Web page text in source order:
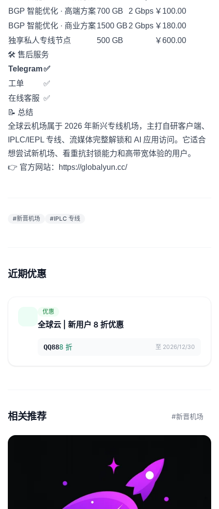
BGP 智能优化 · 高端方案700 GB 2 Gbps ￥100.00
BGP 智能优化 · 商业方案1500 GB 2 Gbps ￥180.00
独享私人专线节点
500 GB
￥600.00
🛠️ 售后服务
Telegram✅
工单
✅
在线客服 ✅
📝 总结
全球云机场属于 2026 年新兴专线机场，主打自研客户端、
IPLC/IEPL 专线、流媒体完整解锁和 AI 应用访问。它适合
想尝试新机场、看重抗封锁能力和高带宽体验的用户。
👉 官方网站：
https://globalyun.cc/
#新晋机场 #IPLC 专线
近期优惠
优惠
全球云 | 新用户 8 折优惠
QQ888 折 至 2026/12/30
相关推荐 #新晋机场